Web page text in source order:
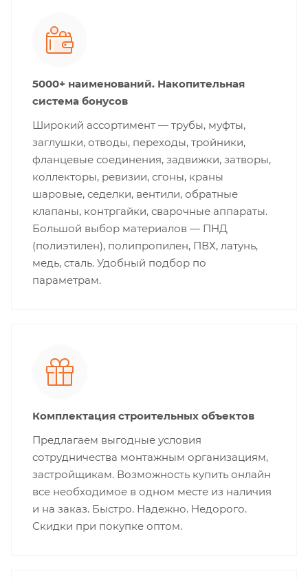
5000+ наименований. Накопительная
система бонусов
Широкий ассортимент — трубы, муфты,
заглушки, отводы, переходы, тройники,
фланцевые соединения, задвижки, затворы,
коллекторы, ревизии, сгоны, краны
шаровые, седелки, вентили, обратные
клапаны, контргайки, сварочные аппараты.
Большой выбор материалов — ПНД
(полиэтилен), полипропилен, ПВХ, латунь,
медь, сталь. Удобный подбор по
параметрам.
Комплектация строительных объектов
Предлагаем выгодные условия
сотрудничества монтажным организациям,
застройщикам. Возможность купить онлайн
все необходимое в одном месте из наличия
и на заказ. Быстро. Надежно. Недорого.
Скидки при покупке оптом.